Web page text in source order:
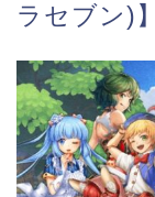
ラセブン)